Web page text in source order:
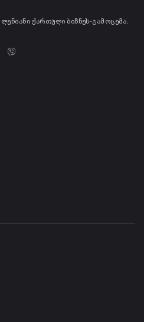
ქართული ბიზნეს-გამოცემა.